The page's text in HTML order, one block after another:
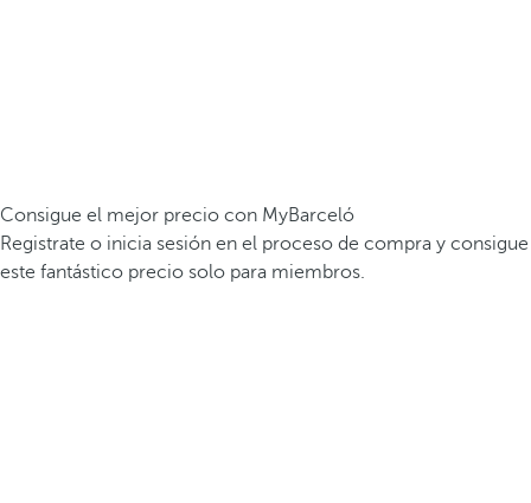
Consigue el mejor precio con MyBarceló
Registrate o inicia sesión en el proceso de compra y consigue
este fantástico precio solo para miembros.